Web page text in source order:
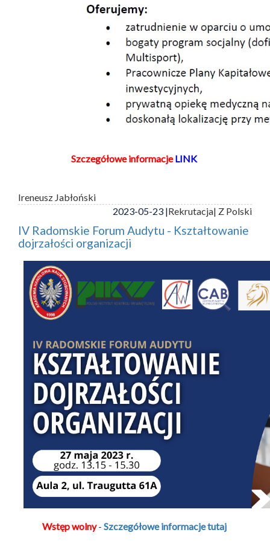
Szczegółowe informacje LINK
Ireneusz Jabłoński
2023-05-23 |Rekrutacja| Z Polski
IV Radomskie Forum Audytu - Kształtowanie
dojrzałości organizacji
Wstęp wolny- Szczegółowe informacje tutaj